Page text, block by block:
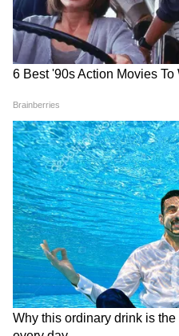
Rahul Gandhi ने E20 पर बनाया वीडियो
लेकिन कर दिया बड़ा भारी
Jalandhar में भयानक
गई कार-3 लोगों की ऑन द
क्या बताया...